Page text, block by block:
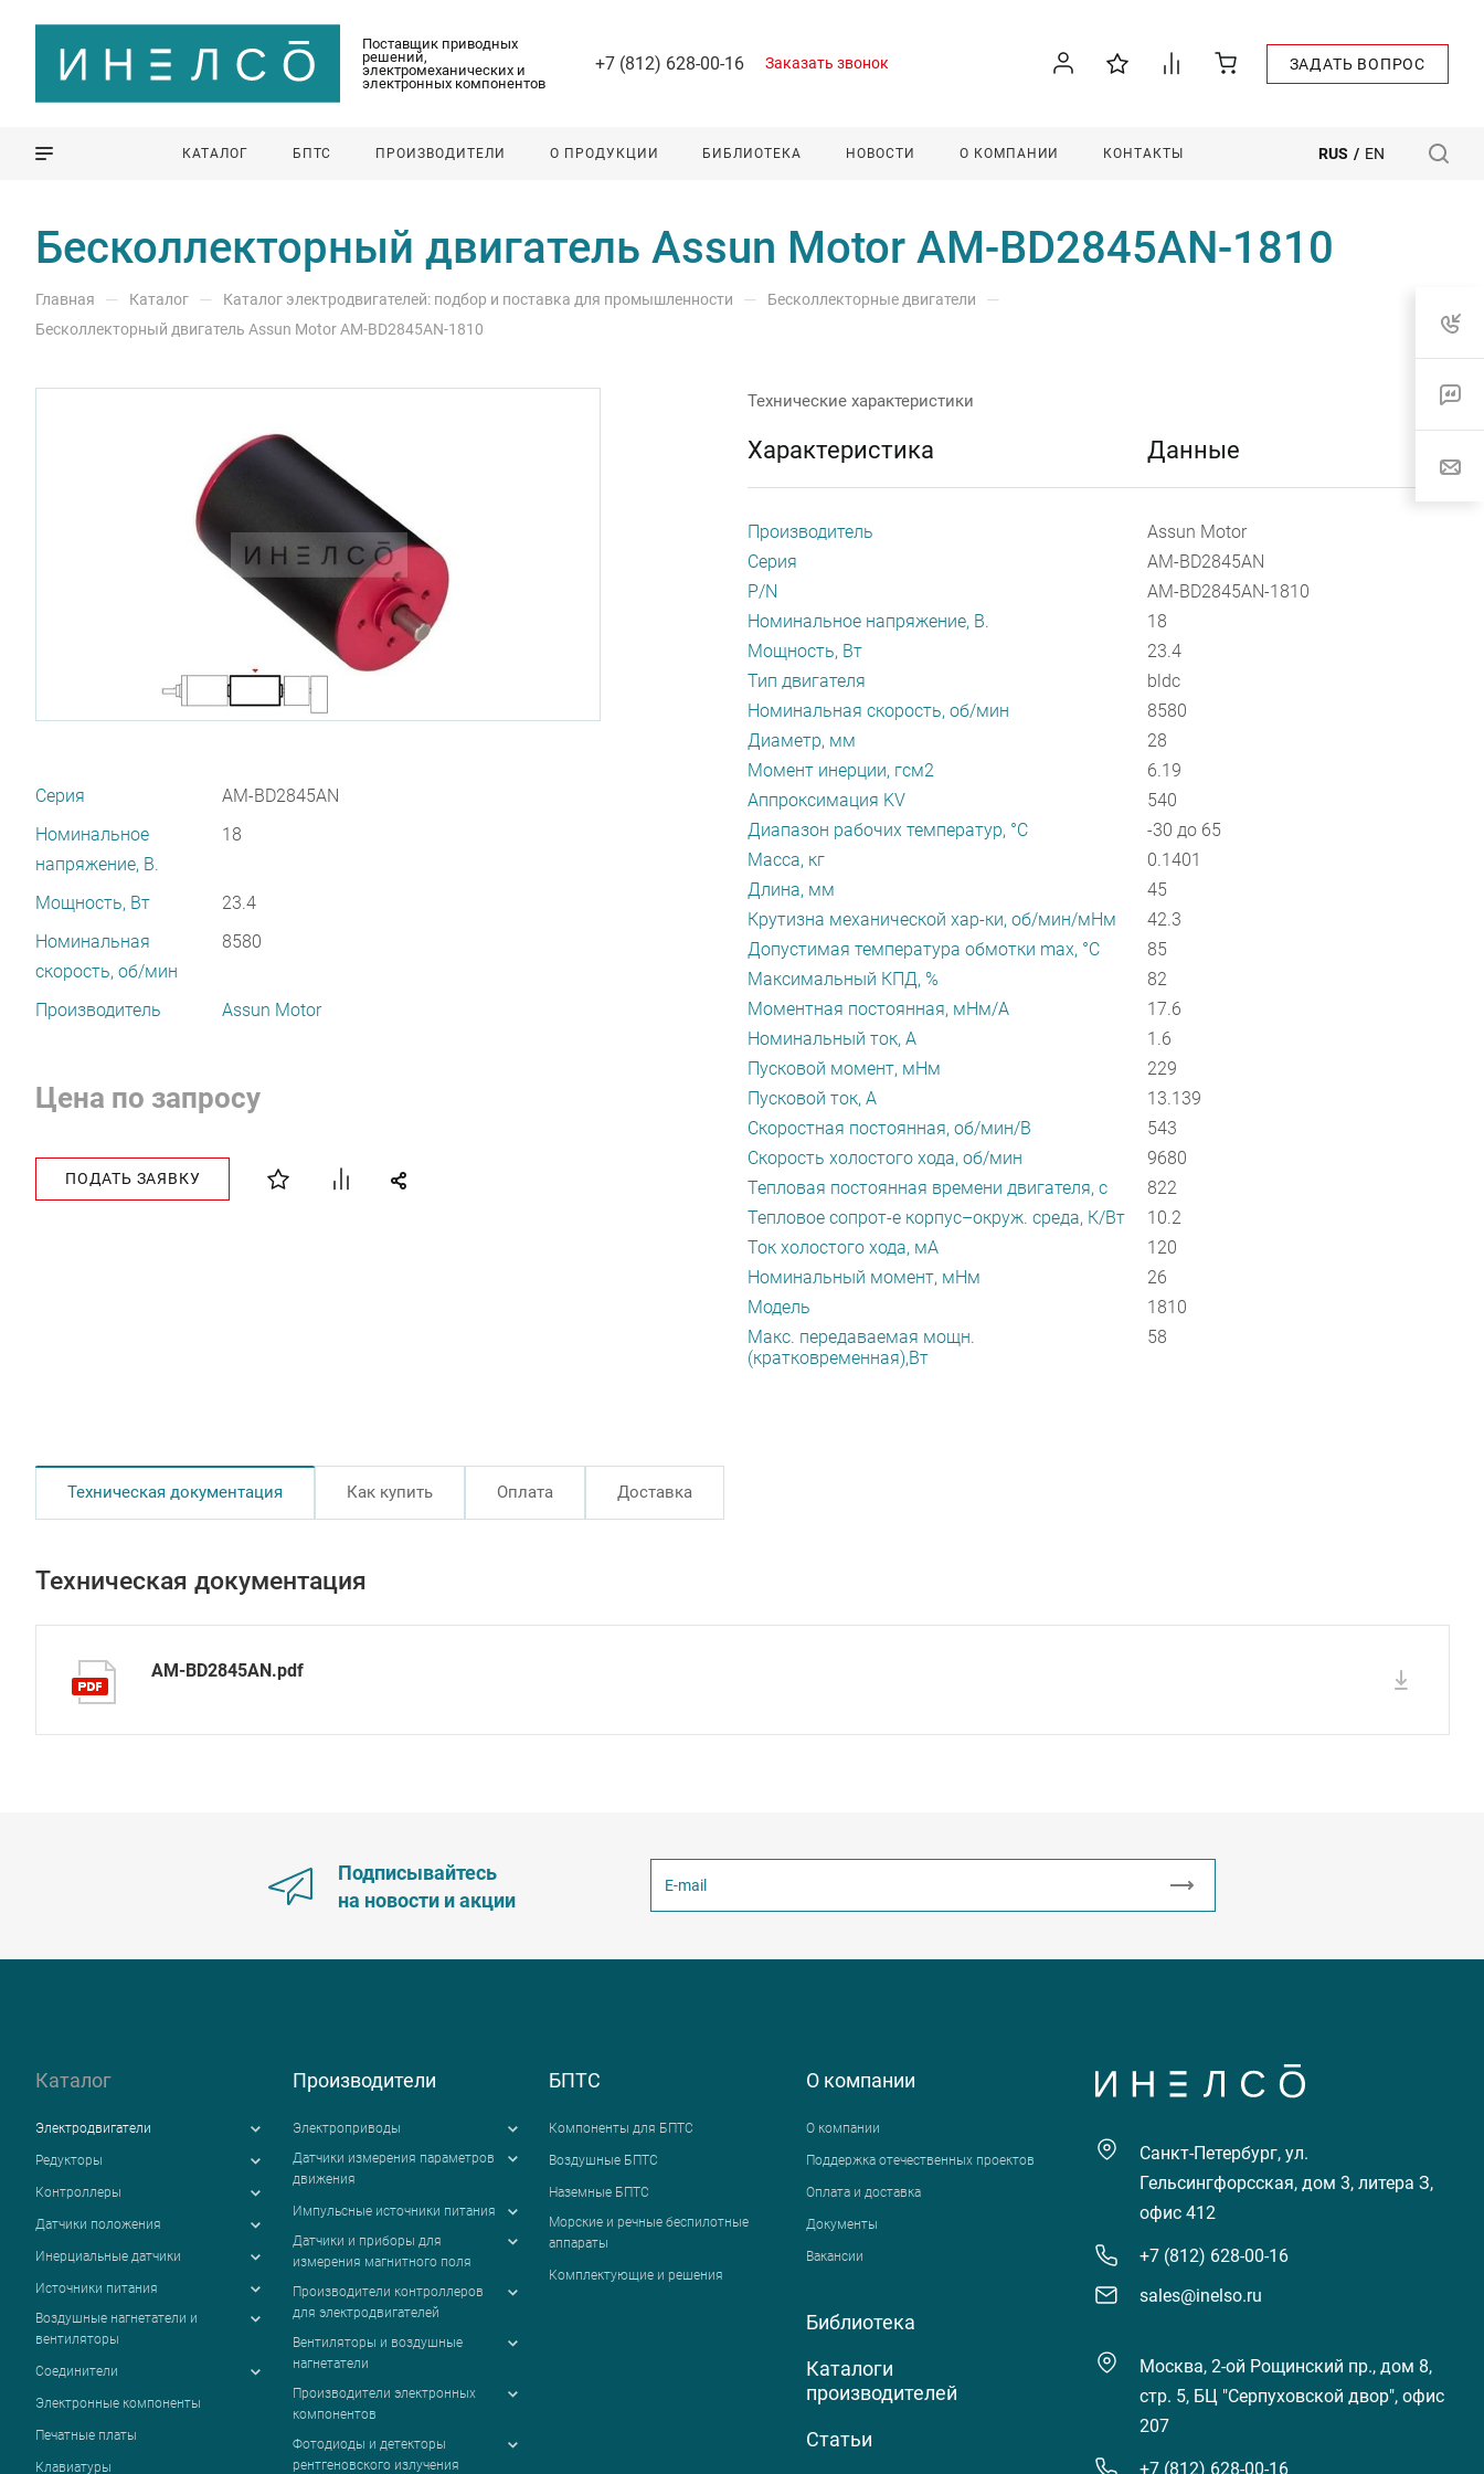
Поставщик приводных
решений,
электромеханических и
электронных компонентов
+7 (812) 628-00-16 Заказать звонок ЗАДАТЬ ВОПРОС
КАТАЛОГ БПТС ПРОИЗВОДИТЕЛИ О ПРОДУКЦИИ БИБЛИОТЕКА НОВОСТИ О КОМПАНИИ КОНТАКТЫ RUS / EN
Бесколлекторный двигатель Assun Motor AM-BD2845AN-1810
Главная — Каталог — Каталог электродвигателей: подбор и поставка для промышленности — Бесколлекторные двигатели —
Бесколлекторный двигатель Assun Motor AM-BD2845AN-1810
Серия
AM-BD2845AN
Номинальное
напряжение, В.
18
Мощность, Вт
23.4
Номинальная
скорость, об/мин
8580
Производитель Assun Motor
Цена по запросу
ПОДАТЬ ЗАЯВКУ
Технические характеристики
Характеристика Данные
Производитель
Assun Motor
Серия
AM-BD2845AN
P/N
AM-BD2845AN-1810
Номинальное напряжение, В.
18
Мощность, Вт
23.4
Тип двигателя
bldc
Номинальная скорость, об/мин
8580
Диаметр, мм
28
Момент инерции, гсм2
6.19
Аппроксимация KV
540
Диапазон рабочих температур, °С
-30 до 65
Масса, кг
0.1401
Длина, мм
45
Крутизна механической хар-ки, об/мин/мНм
42.3
Допустимая температура обмотки max, °С
85
Максимальный КПД, %
82
Моментная постоянная, мНм/А
17.6
Номинальный ток, А
1.6
Пусковой момент, мНм
229
Пусковой ток, А
13.139
Скоростная постоянная, об/мин/В
543
Скорость холостого хода, об/мин
9680
Тепловая постоянная времени двигателя, с
822
Тепловое сопрот-е корпус–окруж. среда, К/Вт
10.2
Ток холостого хода, мА
120
Номинальный момент, мНм
26
Модель
1810
Макс. передаваемая мощн.
(кратковременная),Вт
58
Техническая документация Как купить Оплата Доставка
Техническая документация
AM-BD2845AN.pdf
Подписывайтесь
на новости и акции
Каталог
Электродвигатели
Редукторы
Контроллеры
Датчики положения
Инерциальные датчики
Источники питания
Воздушные нагнетатели и
вентиляторы
Соединители
Электронные компоненты
Печатные платы
Клавиатуры
Производители
Электроприводы
Датчики измерения параметров
движения
Импульсные источники питания
Датчики и приборы для
измерения магнитного поля
Производители контроллеров
для электродвигателей
Вентиляторы и воздушные
нагнетатели
Производители электронных
компонентов
Фотодиоды и детекторы
рентгеновского излучения
БПТС
Компоненты для БПТС
Воздушные БПТС
Наземные БПТС
Морские и речные беспилотные
аппараты
Комплектующие и решения
О компании
О компании
Поддержка отечественных проектов
Оплата и доставка
Документы
Вакансии
Библиотека
Каталоги
производителей
Статьи
Санкт-Петербург, ул.
Гельсингфорсская, дом 3, литера З,
офис 412
+7 (812) 628-00-16
sales@inelso.ru
Москва, 2-ой Рощинский пр., дом 8,
стр. 5, БЦ "Серпуховской двор", офис
207
+7 (812) 628-00-16